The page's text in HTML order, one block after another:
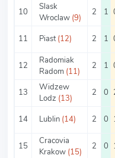
10
Slask
Wroclaw (9)
2 1
11 Piast (12) 2 1
12
Radomiak
Radom (11)
2 1
13
Widzew
Lodz (13)
2 0
14 Lublin (14) 2 0
15
Cracovia
Krakow (15)
2 0